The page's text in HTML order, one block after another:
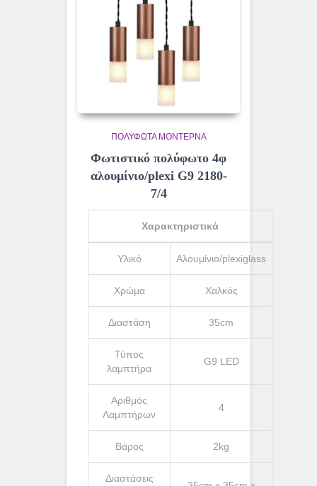
ΠΟΛΎΦΩΤΑ ΜΟΝΤΈΡΝΑ
Φωτιστικό πολύφωτο 4φ
αλουμίνιο/plexi G9 2180-
7/4
Χαρακτηριστικά
Υλικό Αλουμίνιο/plexiglass
Χρώμα Χαλκός
Διαστάση 35cm
Τύπος
λαμπτήρα
G9 LED
Αριθμός
Λαμπτήρων
4
Βάρος 2kg
Διαστάσεις